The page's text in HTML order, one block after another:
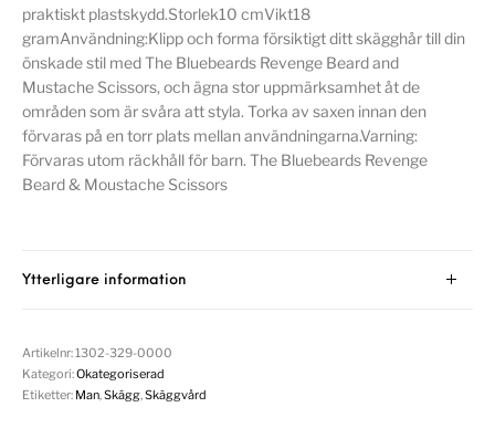
praktiskt plastskydd.Storlek10 cmVikt18
gramAnvändning:Klipp och forma försiktigt ditt skägghår till din
önskade stil med The Bluebeards Revenge Beard and
Mustache Scissors, och ägna stor uppmärksamhet åt de
områden som är svåra att styla. Torka av saxen innan den
förvaras på en torr plats mellan användningarna.Varning:
Förvaras utom räckhåll för barn. The Bluebeards Revenge
Beard & Moustache Scissors
Ytterligare information
Artikelnr:1302-329-0000
Kategori:Okategoriserad
Etiketter: Man ,Skägg ,Skäggvård